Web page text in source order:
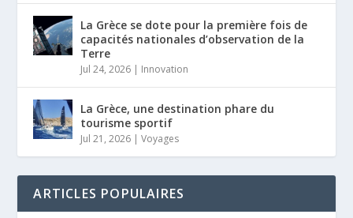
La Grèce se dote pour la première fois de
capacités nationales d’observation de la
Terre
Jul 24, 2026 | Innovation
La Grèce, une destination phare du
tourisme sportif
Jul 21, 2026 |Voyages
ARTICLES POPULAIRES